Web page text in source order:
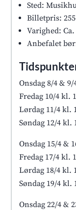
Sted:
Billetpris:
Varighed:
Anbefalet
Onsdag 8/4 &
Fredag 10/4 kl.
Lørdag 11/4 kl.
Søndag 12/4 kl.
Onsdag 15/4 &
Fredag 17/4 kl.
Lørdag 18/4 kl.
Søndag 19/4 kl.
Onsdag 22/4 &